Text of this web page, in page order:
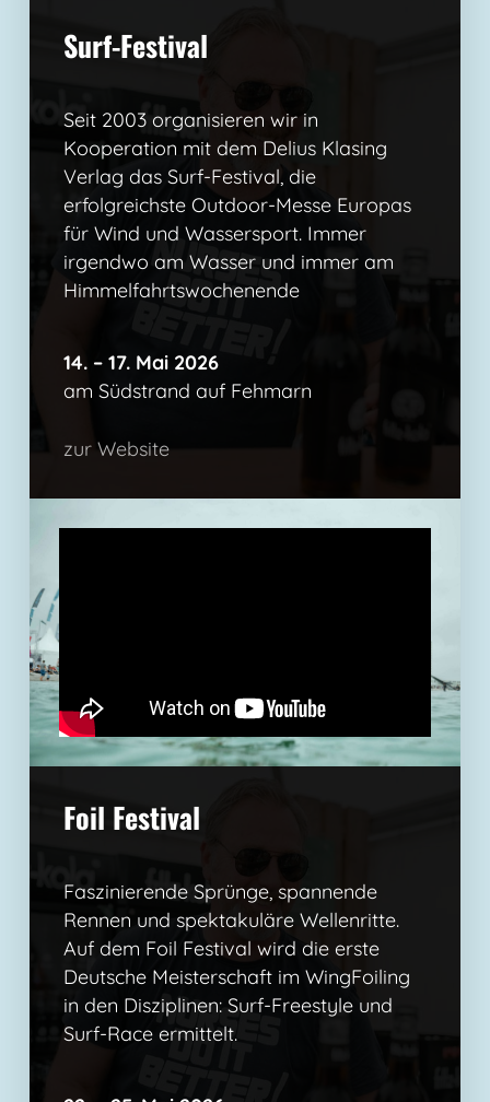
Surf-Festival
Seit 2003 organisieren wir in
Kooperation mit dem Delius Klasing
Verlag das Surf-Festival, die
erfolgreichste Outdoor-Messe Europas
für Wind und Wassersport. Immer
irgendwo am Wasser und immer am
Himmelfahrtswochenende
14. – 17. Mai 2026
am Südstrand auf Fehmarn
zur Website
Foil Festival
Faszinierende Sprünge, spannende
Rennen und spektakuläre Wellenritte.
Auf dem Foil Festival wird die erste
Deutsche Meisterschaft im WingFoiling
in den Disziplinen: Surf-Freestyle und
Surf-Race ermittelt.